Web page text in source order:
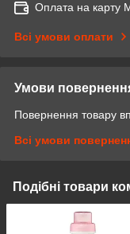
Оплата на карту
Всі умови оплати
Умови
Повернення товару
Всі умови
Подібні товари